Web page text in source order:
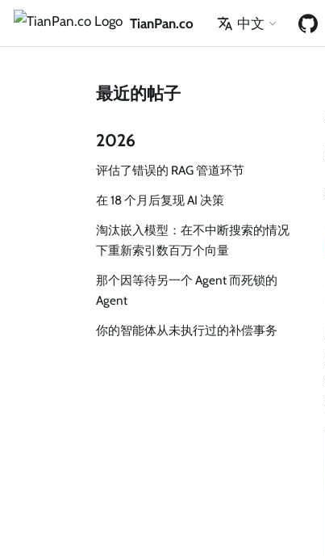
TianPan.co 中文
最近的帖子
2026
评估了错误的 RAG 管道环节
在 18 个月后复现 AI 决策
淘汰嵌入模型：在不中断搜索的情况
下重新索引数百万个向量
那个因等待另一个 Agent 而死锁的
Agent
你的智能体从未执行过的补偿事务